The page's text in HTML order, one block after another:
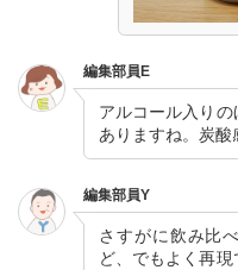
編集部員E
アルコール入り
ありますね。炭酸
編集部員Y
さすがに飲み比
ど、でもよく再